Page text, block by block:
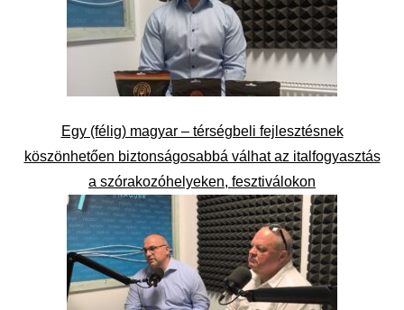
Egy (félig) magyar – térségbeli fejlesztésnek
köszönhetően biztonságosabbá válhat az italfogyasztás
a szórakozóhelyeken, fesztiválokon